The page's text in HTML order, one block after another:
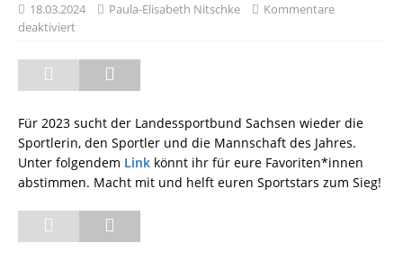
18.03.2024 Paula-Elisabeth Nitschke
Kommentare
deaktiviert
Für 2023 sucht der Landessportbund Sachsen wieder die
Sportlerin, den Sportler und die Mannschaft des Jahres.
Unter folgendem Link könnt ihr für eure Favoriten*innen
abstimmen. Macht mit und helft euren Sportstars zum Sieg!